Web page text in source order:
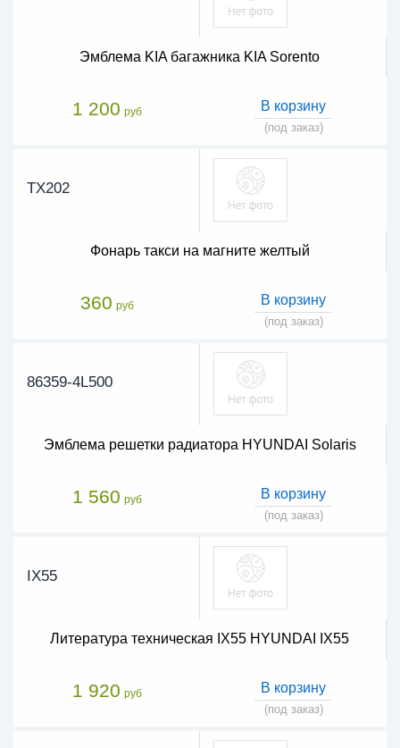
Эмблема KIA багажника KIA Sorento
1 200 руб В корзину
(под заказ)
TX202
Фонарь такси на магните желтый
360 руб В корзину
(под заказ)
86359-4L500
Эмблема решетки радиатора HYUNDAI Solaris
1 560 руб В корзину
(под заказ)
IX55
Литература техническая IX55 HYUNDAI IX55
1 920 руб В корзину
(под заказ)